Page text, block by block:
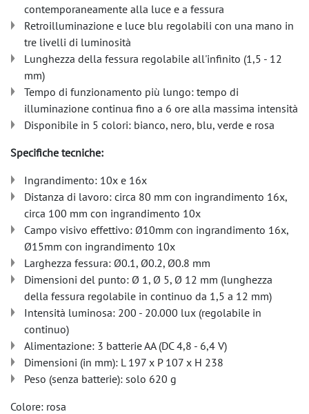
contemporaneamente alla luce e a fessura
Retroilluminazione e luce blu regolabili con una mano in
tre livelli di luminosità
Lunghezza della fessura regolabile all'infinito (1,5 - 12
mm)
Tempo di funzionamento più lungo: tempo di
illuminazione continua fino a 6 ore alla massima intensità
Disponibile in 5 colori: bianco, nero, blu, verde e rosa
Specifiche tecniche:
Ingrandimento: 10x e 16x
Distanza di lavoro: circa 80 mm con ingrandimento 16x,
circa 100 mm con ingrandimento 10x
Campo visivo effettivo: Ø10mm con ingrandimento 16x,
Ø15mm con ingrandimento 10x
Larghezza fessura: Ø0.1, Ø0.2, Ø0.8 mm
Dimensioni del punto: Ø 1, Ø 5, Ø 12 mm (lunghezza
della fessura regolabile in continuo da 1,5 a 12 mm)
Intensità luminosa: 200 - 20.000 lux (regolabile in
continuo)
Alimentazione: 3 batterie AA (DC 4,8 - 6,4 V)
Dimensioni (in mm): L 197 x P 107 x H 238
Peso (senza batterie): solo 620 g
Colore: rosa